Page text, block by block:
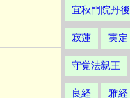
宜秋門院丹後
寂蓮 実定
守覚法親王
良経 雅経